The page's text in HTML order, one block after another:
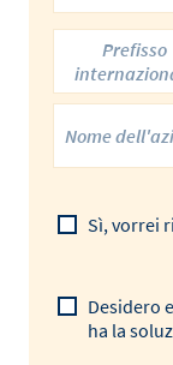
Prefisso
Sì, vorrei
Desidero
ha la